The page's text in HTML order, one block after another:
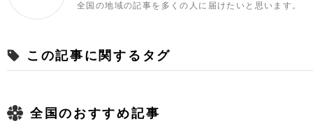
全国の地域の記事を多くの人に届けたいと思います。
この記事に関するタグ
全国のおすすめ記事